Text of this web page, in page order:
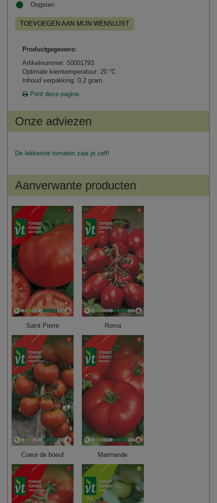
Oogsten
TOEVOEGEN AAN MIJN WENSLIJST
Productgegevens:
Artikelnummer: 50001793
Optimale kiemtemperatuur: 20 °C
Inhoud verpakking: 0,2 gram
Print deze pagina
Onze adviezen
De lekkerste tomaten zaai je zelf!
Aanverwante producten
Saint Pierre Roma
Coeur de boeuf Marmande